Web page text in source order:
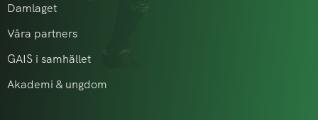
Damlaget
Våra partners
GAIS i samhället
Akademi & ungdom